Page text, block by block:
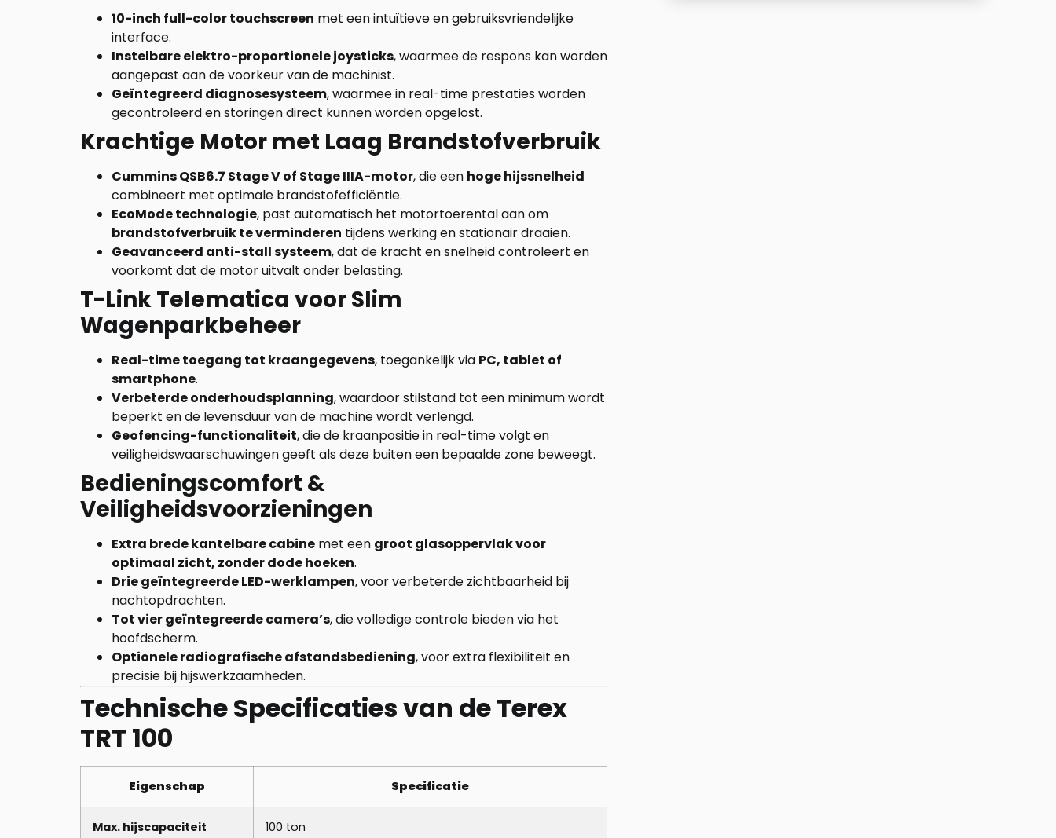
10-inch full-color touchscreen met een intuïtieve en gebruiksvriendelijke
interface.
Instelbare elektro-proportionele joysticks, waarmee de respons kan worden
aangepast aan de voorkeur van de machinist.
Geïntegreerd diagnosesysteem, waarmee in real-time prestaties worden
gecontroleerd en storingen direct kunnen worden opgelost.
Krachtige Motor met Laag Brandstofverbruik
Cummins QSB6.7 Stage V of Stage IIIA-motor, die een hoge hijssnelheid
combineert met optimale brandstofefficiëntie.
EcoMode technologie, past automatisch het motortoerental aan om
brandstofverbruik te verminderen tijdens werking en stationair draaien.
Geavanceerd anti-stall systeem, dat de kracht en snelheid controleert en
voorkomt dat de motor uitvalt onder belasting.
T-Link Telematica voor Slim
Wagenparkbeheer
Real-time toegang tot kraangegevens, toegankelijk via PC, tablet of
smartphone.
Verbeterde onderhoudsplanning, waardoor stilstand tot een minimum wordt
beperkt en de levensduur van de machine wordt verlengd.
Geofencing-functionaliteit, die de kraanpositie in real-time volgt en
veiligheidswaarschuwingen geeft als deze buiten een bepaalde zone beweegt.
Bedieningscomfort &
Veiligheidsvoorzieningen
Extra brede kantelbare cabine met een groot glasoppervlak voor
optimaal zicht, zonder dode hoeken.
Drie geïntegreerde LED-werklampen, voor verbeterde zichtbaarheid bij
nachtopdrachten.
Tot vier geïntegreerde camera’s, die volledige controle bieden via het
hoofdscherm.
Optionele radiografische afstandsbediening, voor extra flexibiliteit en
precisie bij hijswerkzaamheden.
Technische Specificaties van de Terex
TRT 100
Eigenschap Specificatie
Max. hijscapaciteit 100 ton